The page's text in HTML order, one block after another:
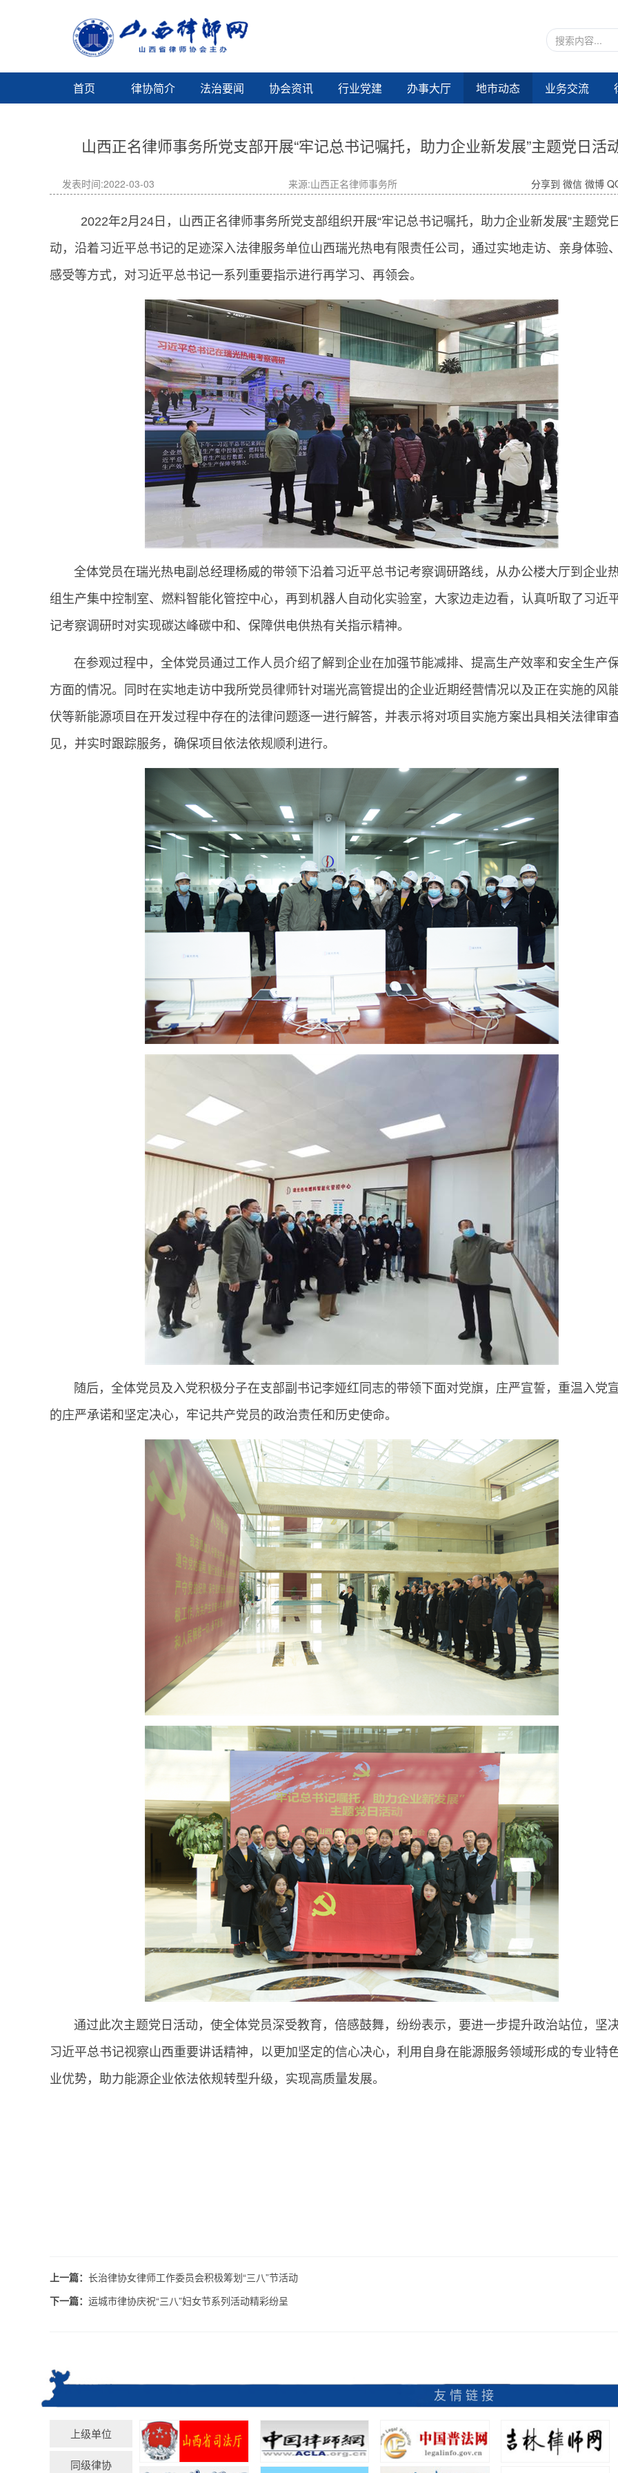
首页 律协简介 法治要闻 协会资讯 行业党建 办事大厅 地市动态 业务交流
山西正名律师事务所党支部开展“牢记总书记嘱托，助力企业新发展”主题党日活
发表时间:2022-03-03 来源:山西正名律师事务所 分享到 微信 微博
2022年2月24日，山西正名律师事务所党支部组织开展“牢记总书记嘱托，助力企业新发展”主题党
动，沿着习近平总书记的足迹深入法律服务单位山西瑞光热电有限责任公司，通过实地走访、亲身体验
感受等方式，对习近平总书记一系列重要指示进行再学习、再领会。
全体党员在瑞光热电副总经理杨威的带领下沿着习近平总书记考察调研路线，从办公楼大厅到企业
组生产集中控制室、燃料智能化管控中心，再到机器人自动化实验室，大家边走边看，认真听取了习近
记考察调研时对实现碳达峰碳中和、保障供电供热有关指示精神。
在参观过程中，全体党员通过工作人员介绍了解到企业在加强节能减排、提高生产效率和安全生产
方面的情况。同时在实地走访中我所党员律师针对瑞光高管提出的企业近期经营情况以及正在实施的风
伏等新能源项目在开发过程中存在的法律问题逐一进行解答，并表示将对项目实施方案出具相关法律审
见，并实时跟踪服务，确保项目依法依规顺利进行。
随后，全体党员及入党积极分子在支部副书记李娅红同志的带领下面对党旗，庄严宣誓，重温入党
的庄严承诺和坚定决心，牢记共产党员的政治责任和历史使命。
通过此次主题党日活动，使全体党员深受教育，倍感鼓舞，纷纷表示，要进一步提升政治站位，坚
习近平总书记视察山西重要讲话精神，以更加坚定的信心决心，利用自身在能源服务领域形成的专业特
业优势，助力能源企业依法依规转型升级，实现高质量发展。
上一篇： 长治律协女律师工作委员会积极筹划“三八”节活动
下一篇： 运城市律协庆祝“三八”妇女节系列活动精彩纷呈
友 情 链 接
上级单位
同级律协